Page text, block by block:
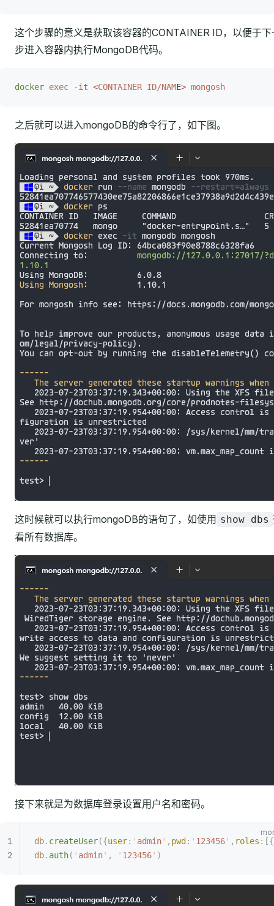
这个步骤的意义是获取该容器的CONTAINER ID，以便于下
步进入容器内执行MongoDB代码。
docker exec -it <CONTAINER ID/NAME> mongosh
之后就可以进入mongoDB的命令行了，如下图。
这时候就可以执行mongoDB的语句了，如使用 show dbs
看所有数据库。
接下来就是为数据库登录设置用户名和密码。
db. createUser({user: ' admin' , pwd : ' 123456' , roles :[{
db. auth( ' admin' , ' 123456' )